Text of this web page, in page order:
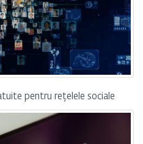
pentru rețelele sociale